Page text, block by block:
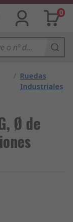
0
/ Ruedas
Industriales
Ø de